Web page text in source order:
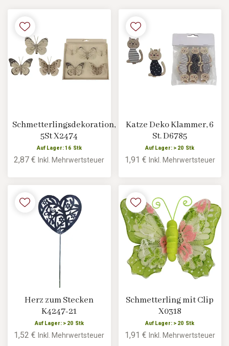
Schmetterlingsdekoration,
5St X2474
Auf Lager: 16 Stk
2,87 €Inkl. Mehrwertsteuer
Katze Deko Klammer, 6
St. D6785
Auf Lager: > 20 Stk
1,91 € Inkl. Mehrwertsteuer
Herz zum Stecken
K4247-21
Auf Lager: > 20 Stk
1,52 €Inkl. Mehrwertsteuer
Schmetterling mit Clip
X0318
Auf Lager: > 20 Stk
1,91 € Inkl. Mehrwertsteuer